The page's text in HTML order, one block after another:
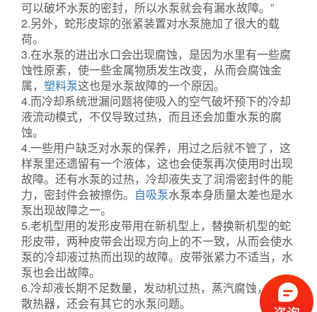
可以破坏水泵的密封，所以水泵就会有漏水故障。”
2.另外，蛇形皮琮的张紧装置对水泵施加了很大的载
荷。
3.在水泵的进出水口会出现腐蚀，是因为水里有一些腐
蚀性原素，使一些金属物质发生改变，从而会腐蚀金
属， 塑料泵这也是水泵故障的一个原因。
4.而冷却系统泄漏问题将使吸入的空气破坏预下的冷却
液流动模式，不仅导致过热，而且还会加重水泵的腐
蚀。
4.一些用户缺乏对水泵的保养，用过之后就不管了，这
样泵里还遗留有一个液体，这也会使泵再次使用时出现
故障。还有水泵的过热，冷却液失支了润滑密封件的能
力，密封件会被擦伤。 自吸泵水泵本身质量太差也是水
泵出现故障之一。
5.老机型用的发形皮带用在新机型上，替换新机型的蛇
形皮带，两种皮带会出现方向上的不一致，从而会使水
泵的冷却液过热而出现的故障。皮带张紧力不适当，水
泵也会出故障。
6.冷却液长期不足数量，发动机过热，蒸汽腐蚀，损坏
散热器，还会有其它的水泵问题。